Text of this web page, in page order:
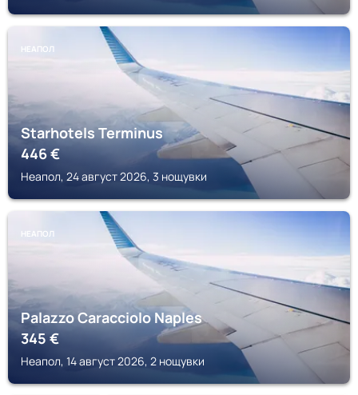
НЕАПОЛ
Starhotels Terminus
446€
Неапол, 24 август 2026, 3 нощувки
НЕАПОЛ
Palazzo Caracciolo Naples
345€
Неапол, 14 август 2026, 2 нощувки